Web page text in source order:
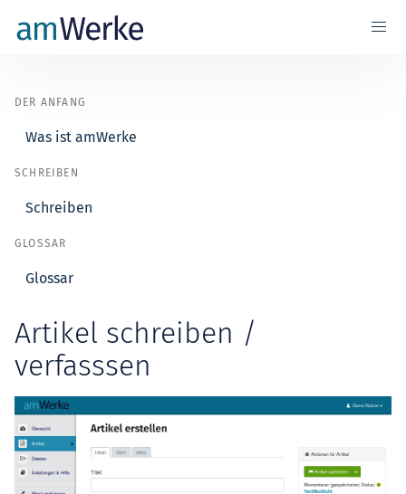
DER ANFANG
Was ist amWerke
SCHREIBEN
Schreiben
GLOSSAR
Glossar
Artikel schreiben /
verfasssen